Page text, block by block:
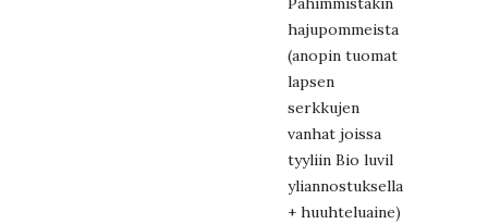
hajupommeista
(anopin tuomat
lapsen
serkkujen
vanhat joissa
tyyliin Bio luvil
yliannostuksella
+ huuhteluaine)